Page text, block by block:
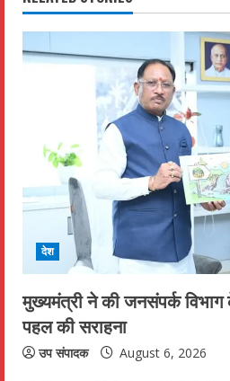
n
u
a
i
n
g
देश
मुख्यमंत्री ने की जनसंपर्क विभाग
पहल की सराहना
उप संपादक August 6, 2026